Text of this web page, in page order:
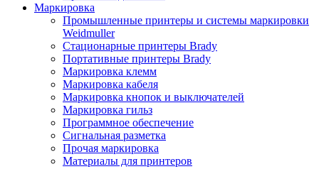
Маркировка
Промышленные принтеры и системы маркировки
Weidmuller
Стационарные принтеры Brady
Портативные принтеры Brady
Маркировка клемм
Маркировка кабеля
Маркировка кнопок и выключателей
Маркировка гильз
Программное обеспечение
Сигнальная разметка
Прочая маркировка
Материалы для принтеров